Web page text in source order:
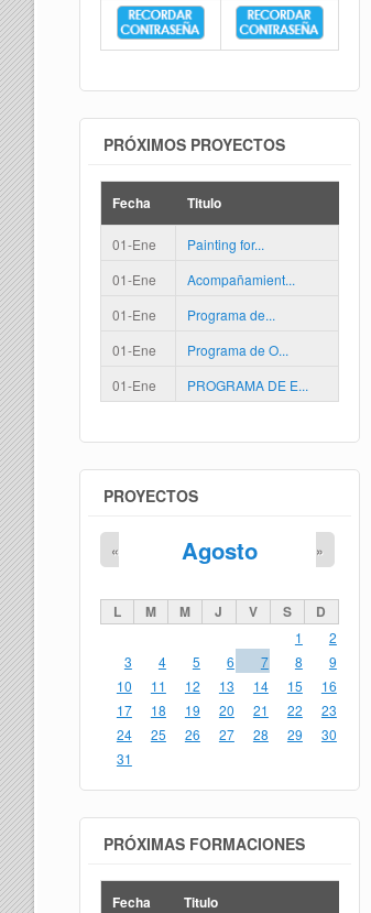
PRÓXIMOS PROYECTOS
Fecha Titulo
01-Ene
Painting for...
01-Ene
Acompañamient...
01-Ene
Programa de...
01-Ene
Programa de O...
01-Ene
PROGRAMA DE E...
PROYECTOS
Agosto
« »
L M M J V S D
1
2
3
4 5 6 7 8
9
10
11 12 13 14 15
16
17
18 19 20 21 22
23
24
25 26 27 28 29
30
31
PRÓXIMAS FORMACIONES
Fecha Titulo